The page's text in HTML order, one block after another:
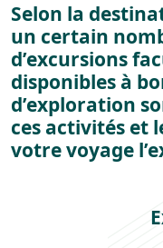
Selon la
un certain
d’excursions
disponibles à
d’exploration
ces activités et
votre voyage